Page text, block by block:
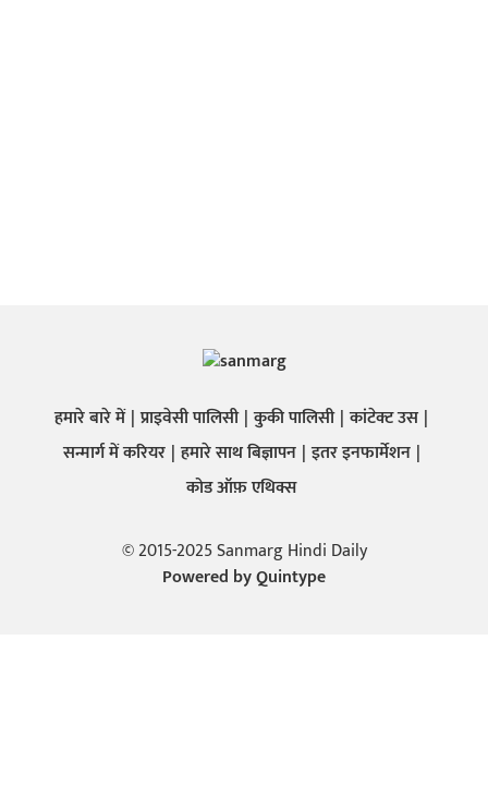
हमारे बारे में प्राइवेसी पालिसी कुकी पालिसी कांटेक्ट उस
सन्मार्ग में करियर हमारे साथ बिज्ञापन इतर इनफार्मेशन
कोड ऑफ़ एथिक्स
© 2015-2025 Sanmarg Hindi Daily
Powered byQuintype